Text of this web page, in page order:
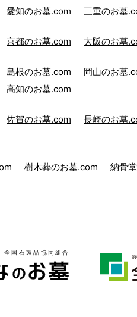
愛知のお墓.com 三重のお墓
京都のお墓.com 大阪のお墓
島根のお墓.com 岡山のお墓
高知のお墓.com
佐賀のお墓.com 長崎のお墓
樹木葬のお墓.com 納骨